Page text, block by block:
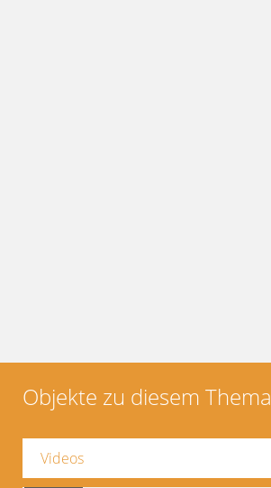
Objekte zu diesem Thema
Videos